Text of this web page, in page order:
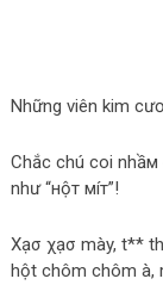
Những viên kim
Chắc chú coi
như “нộт мíт”!
Xạσ χạσ mày, t**
hột chôm chôm à,